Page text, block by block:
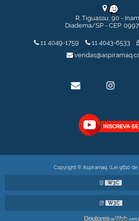
COLETOR DE PÓ MODELO CICLONE 150, 15,0 HP
COLETOR DE PÓ MODELO HT 50 SEMINOVO
EXAUSTOR CENTRÍFUGO 4 POLOS -
R. Tiguassu, 90 -
Diadema/SP - CEP:
11 4049-1759 11 4043-6533
Copyright © Aspiramaq. (Lei 9610
W3C
W3C